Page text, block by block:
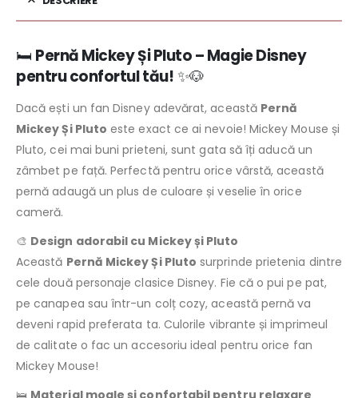
🛏️ Pernă Mickey Și Pluto – Magie Disney
pentru confortul tău! ✨🐶
Dacă ești un fan Disney adevărat, această Pernă
Mickey Și Pluto este exact ce ai nevoie! Mickey Mouse și
Pluto, cei mai buni prieteni, sunt gata să îți aducă un
zâmbet pe față. Perfectă pentru orice vârstă, această
pernă adaugă un plus de culoare și veselie în orice
cameră.
🎨 Design adorabil cu Mickey și Pluto
Această Pernă Mickey Și Pluto surprinde prietenia dintre
cele două personaje clasice Disney. Fie că o pui pe pat,
pe canapea sau într-un colț cozy, această pernă va
deveni rapid preferata ta. Culorile vibrante și imprimeul
de calitate o fac un accesoriu ideal pentru orice fan
Mickey Mouse!